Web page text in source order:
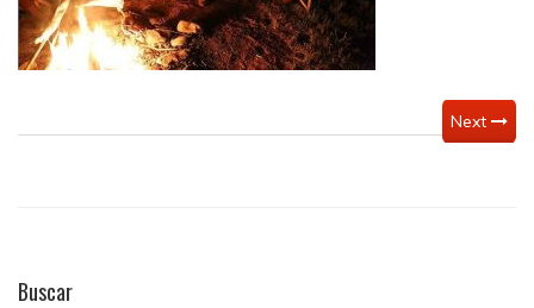
Next
Buscar